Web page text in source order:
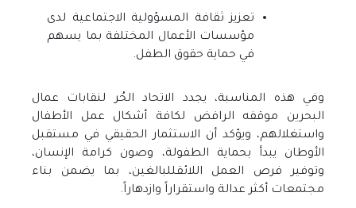
تعزيز ثقافة المسؤولية الاجتماعية لدى
مؤسسات الأعمال المختلفة بما يسهم
في حماية حقوق الطفل.
وفي هذه المناسبة، يجدد الاتحاد الحُر لنقابات عمال
البحرين موقفه الرافض لكافة أشكال عمل الأطفال
واستغلالهم، ويؤكد أن الاستثمار الحقيقي في مستقبل
الأوطان يبدأ بحماية الطفولة، وصون كرامة الإنسان،
وتوفير فرص العمل اللائقللبالغين، بما يضمن بناء
مجتمعات أكثر عدالة واستقراراً وازدهاراً.